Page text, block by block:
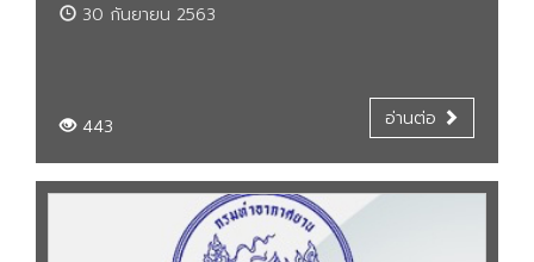
30 กันยายน 2563
443 อ่านต่อ